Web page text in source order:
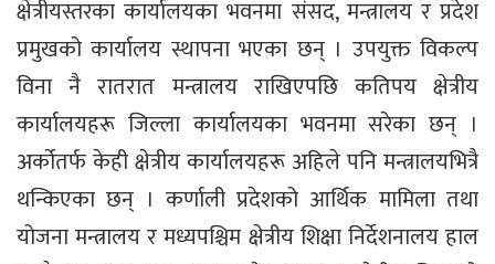
क्षेत्रीयस्तरका कार्यालयका भवनमा संसद, मन्त्रालय र प्रदेश
प्रमुखको कार्यालय स्थापना भएका छन् । उपयुक्त विकल्प
विना नै रातरात मन्त्रालय राखिएपछि कतिपय क्षेत्रीय
कार्यालयहरू जिल्ला कार्यालयका भवनमा सरेका छन् ।
अर्कोतर्फ केही क्षेत्रीय कार्यालयहरू अहिले पनि मन्त्रालयभित्रै
थन्किएका छन् । कर्णाली प्रदेशको आर्थिक मामिला तथा
योजना मन्त्रालय र मध्यपश्चिम क्षेत्रीय शिक्षा निर्देशनालय हाल